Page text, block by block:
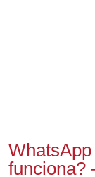
funciona?